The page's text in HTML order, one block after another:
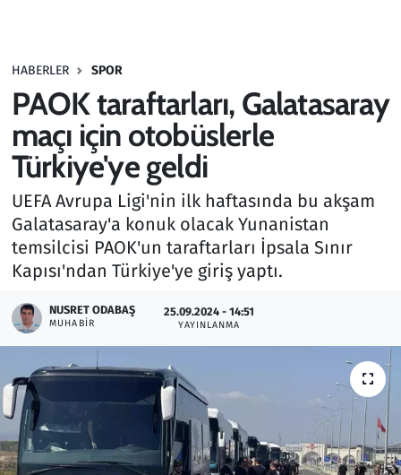
HABERLER SPOR
PAOK taraftarları, Galatasaray
maçı için otobüslerle
Türkiye'ye geldi
UEFA Avrupa Ligi'nin ilk haftasında bu akşam
Galatasaray'a konuk olacak Yunanistan
temsilcisi PAOK'un taraftarları İpsala Sınır
Kapısı'ndan Türkiye'ye giriş yaptı.
NUSRET ODABAŞ
MUHABIR
25.09.2024 - 14:51
YAYINLANMA
Haber
Kültür Sanat
Kurumsal Haberler
Lezzet Durağı
Memur ve Kamu
Otomobil
Oyun
Ramazan
Resmi İlanlar